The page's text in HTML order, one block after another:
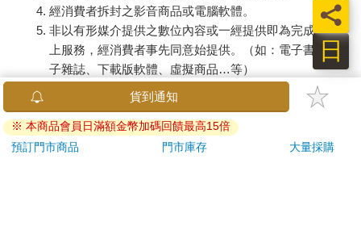
經消費者拆封之影音商品或電腦軟體。
非以有形媒介提供之數位內容或一經提供即為完成之線
上服務，經消費者事先同意始提供。（如：電子書、電
子雜誌、下載版軟體、虛擬商品…等）
已拆封之個人衛生用品。（如：內衣褲、刮鬍刀、除毛
若非上列種類商品，均享有到貨7天的猶豫期（含例假
日）。
貨到通知
※ 本商品會員日滿額金幣加碼回饋最高15倍
預訂門市商品
門市庫存 大量採購
日
員